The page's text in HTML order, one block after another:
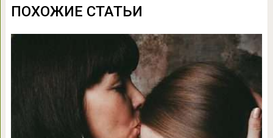
ПОХОЖИЕ СТАТЬИ